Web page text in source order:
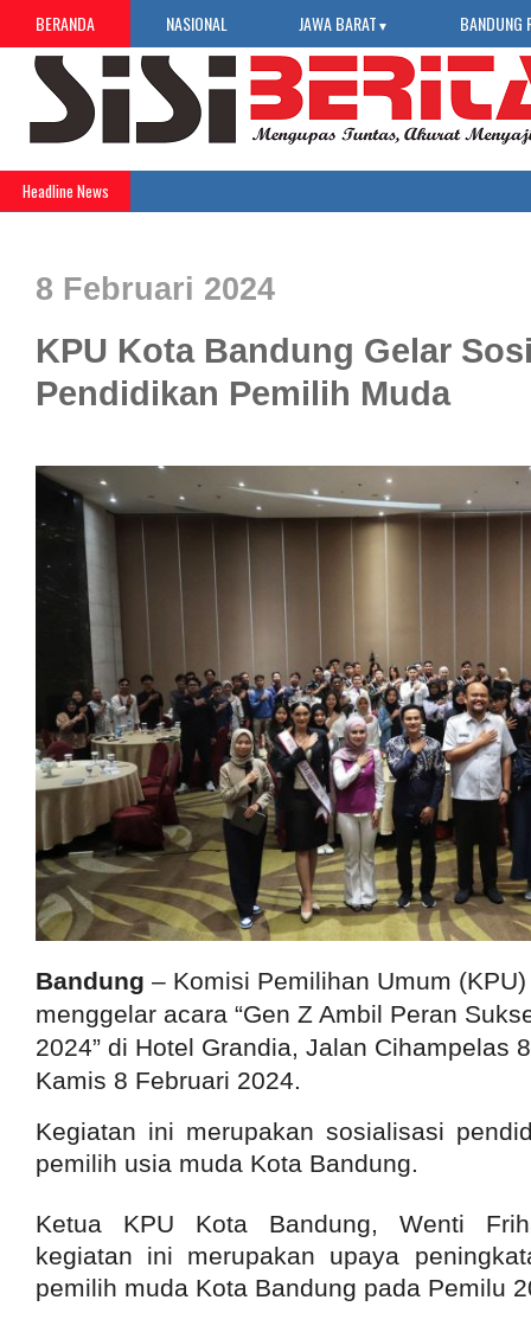
BERANDA NASIONAL JAWA BARAT ▼ BANDUNG
Headline News
8 Februari 2024
KPU Kota Bandung Gelar
Pendidikan Pemilih Muda
Bandung – Komisi Pemilihan Umum
menggelar acara “Gen Z Ambil Peran
2024” di Hotel Grandia, Jalan Cihampelas
Kamis 8 Februari 2024.
Kegiatan ini merupakan sosialisasi
pemilih usia muda Kota Bandung.
Ketua KPU Kota Bandung, Wenti
kegiatan ini merupakan upaya
pemilih muda Kota Bandung pada Pemilu